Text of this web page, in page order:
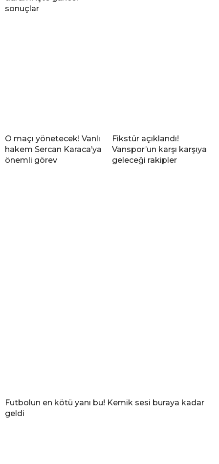
sonuçlar
O maçı yönetecek! Vanlı
hakem Sercan Karaca’ya
önemli görev
Fikstür açıklandı!
Vanspor’un karşı karşıya
geleceği rakipler
Futbolun en kötü yanı bu! Kemik sesi buraya kadar
geldi